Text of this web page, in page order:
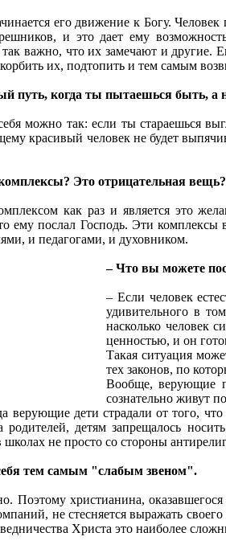
его движение к Богу.
и это дает ему
так важно, что их замечают и
их, подтопить и тем самым
путь, когда ты пытаешься быть, а
можно так: если ты стараешься
красивый человек не будет
Это отрицательная вещь?
как раз и является это
ему послал Господь. Эти комплексы
и педагогами, и духовником.
– Что вы можете
– Если человек
удивительного в
насколько человек
ценностью, и он
Такая ситуация
тех законов, по
Вообще, верующие
сознательно живут
верующие дети страдали от того,
детям запрещалось
не просто со стороны
тем самым "слабым звеном".
Поэтому христианина,
не стесняется выражать
Христа это наиболее